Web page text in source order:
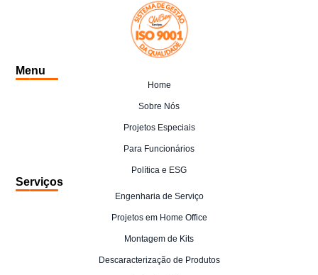
Menu
Home
Sobre Nós
Projetos Especiais
Para Funcionários
Política e ESG
Serviços
Engenharia de Serviço
Projetos em Home Office
Montagem de Kits
Descaracterização de Produtos